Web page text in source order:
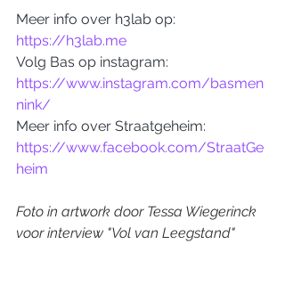
Meer info over h3lab op:
https://h3lab.me
Volg Bas op instagram:
https://www.instagram.com/basmen
nink/
Meer info over Straatgeheim:
https://www.facebook.com/StraatGe
heim
Foto in artwork door Tessa Wiegerinck
voor interview "Vol van Leegstand"